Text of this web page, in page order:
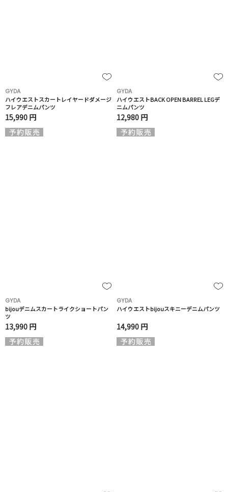
GYDA
ハイウエストスカートレイヤードダメージ
フレアデニムパンツ
15,990 円
GYDA
ハイウエストBACK OPEN BARREL LEGデ
ニムパンツ
12,980 円
GYDA
bijouデニムスカートライクショートパン
ツ
13,990 円
GYDA
ハイウエストbijouスキニーデニムパンツ
14,990 円